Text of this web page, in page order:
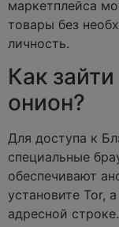
маркетплейса
товары без
личность.
Как
онион?
Для доступа к
специальные
обеспечивают
установите Tor,
адресной строке.